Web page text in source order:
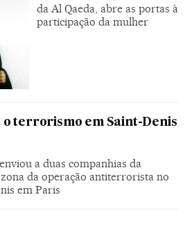
da Al Qaeda, abre as portas à
participação da mulher
terrorismo em Saint-Denis
a duas companhias da
da operação antiterrorista no
em Paris